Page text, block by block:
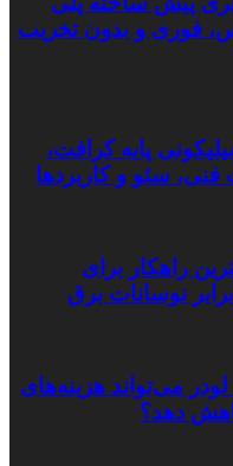
فوری و بدون تخریب
پایه کرافت،
سئو و کاربردها
راهکار برای
نوسانات برق
می‌تواند هزینه‌های
دهد؟